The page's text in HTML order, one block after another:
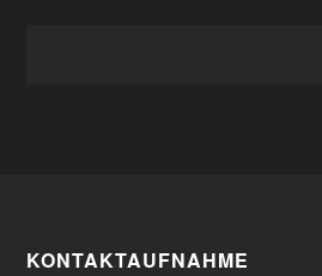
KONTAKTAUFNAHME